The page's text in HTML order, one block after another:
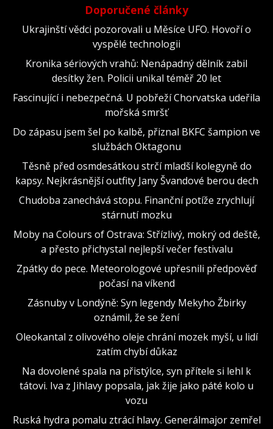
Doporučené články
Ukrajinští vědci pozorovali u Měsíce UFO. Hovoří o
vyspělé technologii
Kronika sériových vrahů: Nenápadný dělník zabil
desítky žen. Policii unikal téměř 20 let
Fascinující i nebezpečná. U pobřeží Chorvatska udeřila
mořská smršť
Do zápasu jsem šel po kalbě, přiznal BKFC šampion ve
službách Oktagonu
Těsně před osmdesátkou strčí mladší kolegyně do
kapsy. Nejkrásnější outfity Jany Švandové berou dech
Chudoba zanechává stopu. Finanční potíže zrychlují
stárnutí mozku
Moby na Colours of Ostrava: Střízlivý, mokrý od deště,
a přesto přichystal nejlepší večer festivalu
Zpátky do pece. Meteorologové upřesnili předpověď
počasí na víkend
Zásnuby v Londýně: Syn legendy Mekyho Žbirky
oznámil, že se žení
Oleokantal z olivového oleje chrání mozek myší, u lidí
zatím chybí důkaz
Na dovolené spala na přistýlce, syn přítele si lehl k
tátovi. Iva z Jihlavy popsala, jak žije jako páté kolo u
vozu
Ruská hydra pomalu ztrácí hlavy. Generálmajor zemřel